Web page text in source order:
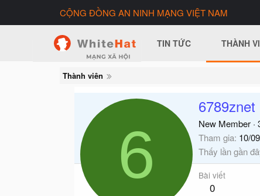
CỘNG ĐỒNG AN NINH MẠNG VIỆT NAM
TIN TỨC THÀNH
Thành viên
6
6789znet
New Member ·
Tham gia 10/
Thấy lần gần
Bài viết
0